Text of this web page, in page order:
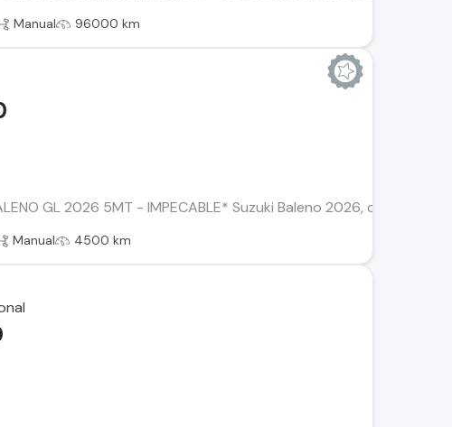
Manual 96000 km
GL 2026 5MT - IMPECABLE* Suzuki Baleno 2026, caja
Manual 4500 km